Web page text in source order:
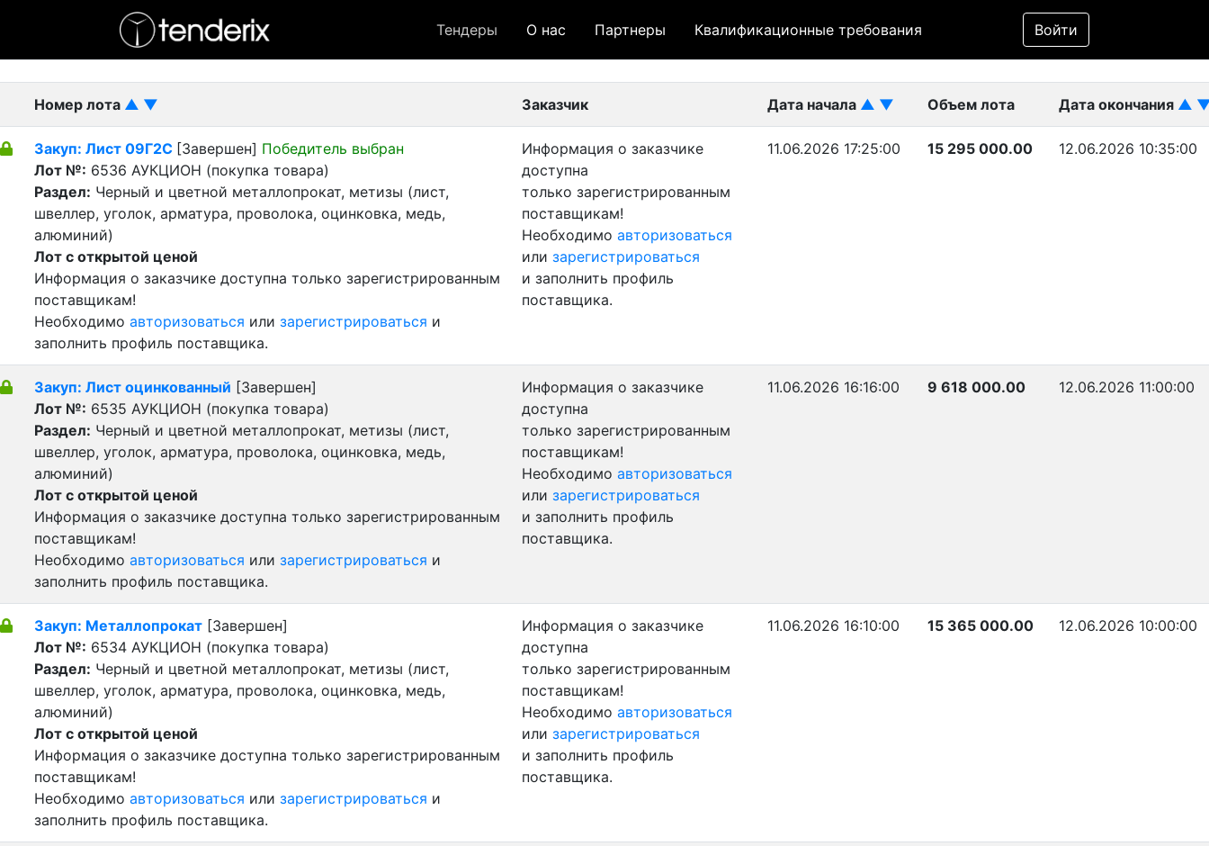
Тендеры О нас Партнеры Квалификационные требования Войти
Фильтр
- Завершенный лот
Номер лота ▲ ▼ Заказчик Дата начала ▲ ▼ Объем лота Дата окончания ▲
Закуп: Лист 09Г2С [Завершен] Победитель выбран
Лот №: 6536 АУКЦИОН (покупка товара)
Раздел: Черный и цветной металлопрокат, метизы (лист,
швеллер, уголок, арматура, проволока, оцинковка, медь,
алюминий)
Лот с открытой ценой
Информация о заказчике доступна только зарегистрированным
поставщикам!
Необходимо авторизоваться или зарегистрироваться и
заполнить профиль поставщика.
Информация о заказчике
доступна
только зарегистрированным
поставщикам!
Необходимо авторизоваться
или зарегистрироваться
и заполнить профиль
поставщика.
11.06.2026 17:25:00 15 295 000.00 12.06.2026 10:35:00
Закуп: Лист оцинкованный [Завершен]
Лот №: 6535 АУКЦИОН (покупка товара)
Раздел: Черный и цветной металлопрокат, метизы (лист,
швеллер, уголок, арматура, проволока, оцинковка, медь,
алюминий)
Лот с открытой ценой
Информация о заказчике доступна только зарегистрированным
поставщикам!
Необходимо авторизоваться или зарегистрироваться и
заполнить профиль поставщика.
Информация о заказчике
доступна
только зарегистрированным
поставщикам!
Необходимо авторизоваться
или зарегистрироваться
и заполнить профиль
поставщика.
11.06.2026 16:16:00 9 618 000.00 12.06.2026 11:00:00
Закуп: Металлопрокат [Завершен]
Лот №: 6534 АУКЦИОН (покупка товара)
Раздел: Черный и цветной металлопрокат, метизы (лист,
швеллер, уголок, арматура, проволока, оцинковка, медь,
алюминий)
Лот с открытой ценой
Информация о заказчике доступна только зарегистрированным
поставщикам!
Необходимо авторизоваться или зарегистрироваться и
заполнить профиль поставщика.
Информация о заказчике
доступна
только зарегистрированным
поставщикам!
Необходимо авторизоваться
или зарегистрироваться
и заполнить профиль
поставщика.
11.06.2026 16:10:00 15 365 000.00 12.06.2026 10:00:00